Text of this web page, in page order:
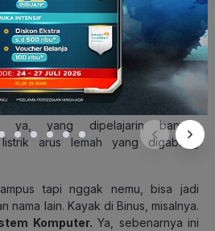
ngomongin komputer dari sisi
halnya dengan Teknik Komputer.
ini adalah
hardware.
Eits, bukan
belajar gimana caranya nyalain
POWER, BUSET).
gabungan dari Teknik Elektro dan
ya, yang dipelajarin banyak
arus lemah yang digabung
tapi nggak nemu, bisa jadi
nama lain. Kayak di Binus, misalnya.
Komputer. Ya, sebenarnya ini